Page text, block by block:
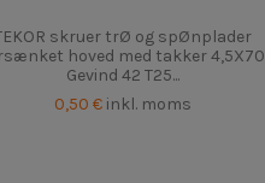
skruer trØ og spØnplader
hoved med takker 4,5X70
Gevind 42 T25...
0,50 € inkl. moms